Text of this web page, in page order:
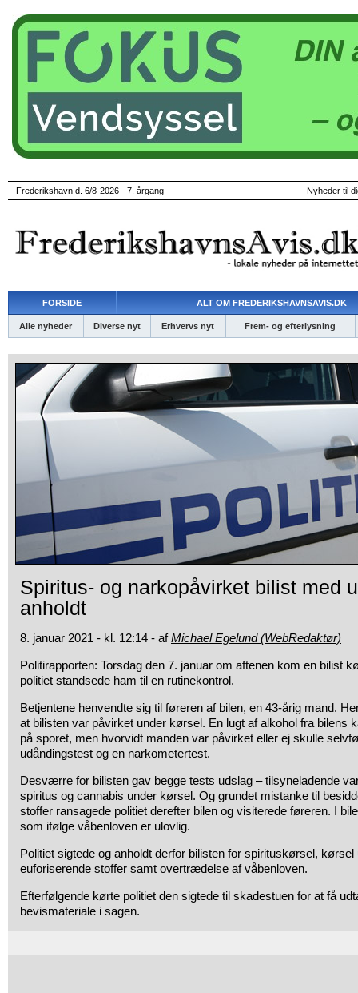
Frederikshavn d. 6/8-2026 - 7. årgang Nyheder til
FORSIDE ALT OM FREDERIKSHAVNSAVIS.DK
Alle nyheder Diverse nyt Erhvervs nyt Frem- og efterlysning
Spiritus- og narkopåvirket bilist med
anholdt
8. januar 2021 - kl. 12:14 - afMichael Egelund (WebRedaktør)
Politirapporten: Torsdag den 7. januar om aftenen kom en bilist
politiet standsede ham til en rutinekontrol.
Betjentene henvendte sig til føreren af bilen, en 43-årig mand.
at bilisten var påvirket under kørsel. En lugt af alkohol fra bilens
på sporet, men hvorvidt manden var påvirket eller ej skulle
udåndingstest og en narkometertest.
Desværre for bilisten gav begge tests udslag – tilsyneladende
spiritus og cannabis under kørsel. Og grundet mistanke til
stoffer ransagede politiet derefter bilen og visiterede føreren. I
som ifølge våbenloven er ulovlig.
Politiet sigtede og anholdt derfor bilisten for spirituskørsel,
euforiserende stoffer samt overtrædelse af våbenloven.
Efterfølgende kørte politiet den sigtede til skadestuen for at få
bevismateriale i sagen.